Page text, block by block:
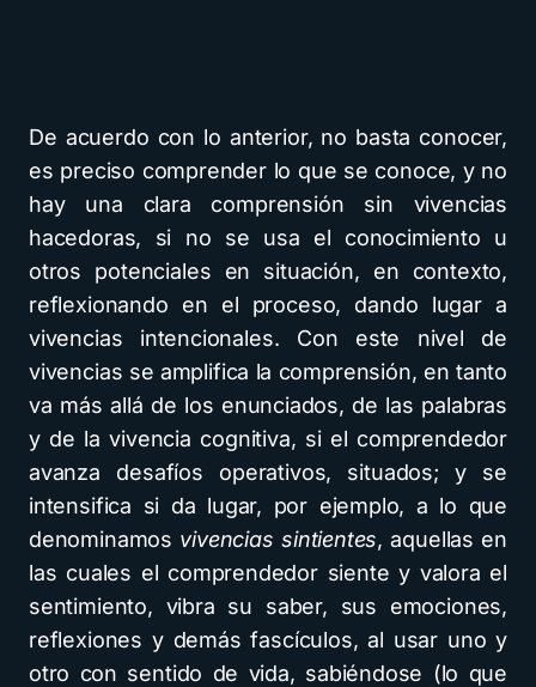
De acuerdo con lo anterior, no basta conocer,
es preciso comprender lo que se conoce, y no
hay una clara comprensión sin vivencias
hacedoras, si no se usa el conocimiento u
otros potenciales en situación, en contexto,
reflexionando en el proceso, dando lugar a
vivencias intencionales. Con este nivel de
vivencias se amplifica la comprensión, en tanto
va más allá de los enunciados, de las palabras
y de la vivencia cognitiva, si el comprendedor
avanza desafíos operativos, situados; y se
intensifica si da lugar, por ejemplo, a lo que
denominamos vivencias sintientes, aquellas en
las cuales el comprendedor siente y valora el
sentimiento, vibra su saber, sus emociones,
reflexiones y demás fascículos, al usar uno y
otro con sentido de vida, sabiéndose (lo que